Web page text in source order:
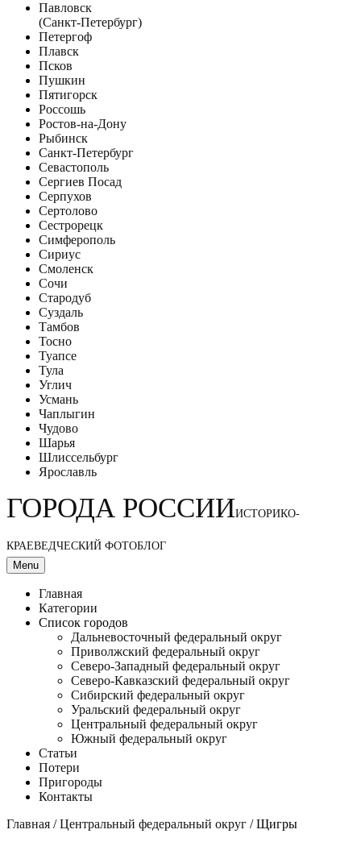
Павловск
(Санкт-Петербург)
Петергоф
Плавск
Псков
Пушкин
Пятигорск
Россошь
Ростов-на-Дону
Рыбинск
Санкт-Петербург
Севастополь
Сергиев Посад
Серпухов
Сертолово
Сестрорецк
Симферополь
Сириус
Смоленск
Сочи
Стародуб
Суздаль
Тамбов
Тосно
Туапсе
Тула
Углич
Усмань
Чаплыгин
Чудово
Шарья
Шлиссельбург
Ярославль
ГОРОДА РОССИИИСТОРИКО-
КРАЕВЕДЧЕСКИЙ ФОТОБЛОГ
Menu
Главная
Категории
Список городов
Дальневосточный федеральный округ
Приволжский федеральный округ
Северо-Западный федеральный округ
Северо-Кавказский федеральный округ
Сибирский федеральный округ
Уральский федеральный округ
Центральный федеральный округ
Южный федеральный округ
Статьи
Потери
Пригороды
Контакты
Главная /Центральный федеральный округ / Щигры